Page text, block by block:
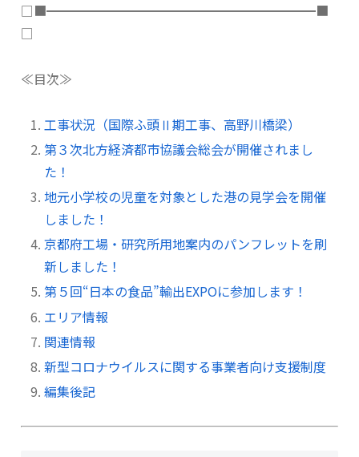
□■━━━━━━━━━━━━━━━━━━━━━■
□
≪目次≫
工事状況（国際ふ頭Ⅱ期工事、高野川橋梁）
第３次北方経済都市協議会総会が開催されまし
た！
地元小学校の児童を対象とした港の見学会を開催
しました！
京都府工場・研究所用地案内のパンフレットを刷
新しました！
第５回“日本の食品”輸出EXPOに参加します！
エリア情報
関連情報
新型コロナウイルスに関する事業者向け支援制度
編集後記